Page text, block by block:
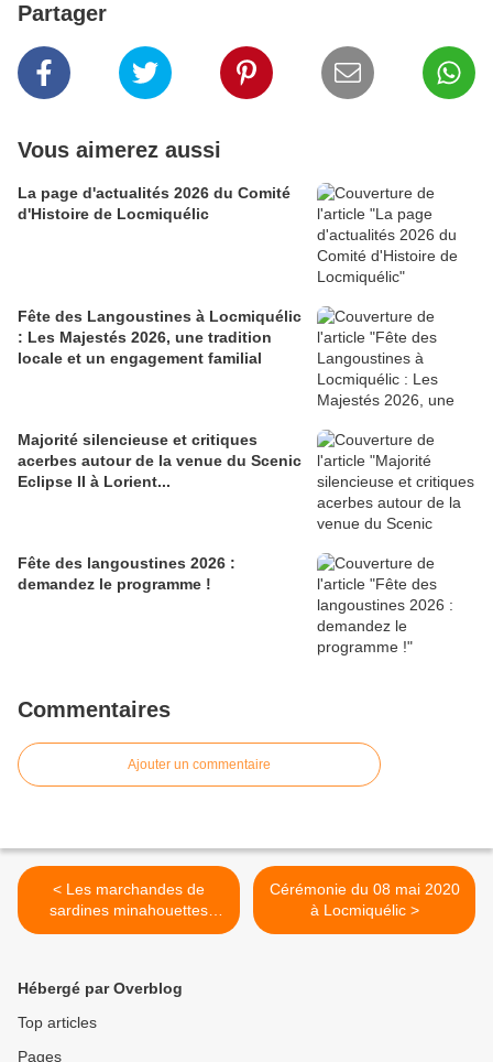
Partager
Vous aimerez aussi
La page d'actualités 2026 du Comité
d'Histoire de Locmiquélic
Fête des Langoustines à Locmiquélic
: Les Majestés 2026, une tradition
locale et un engagement familial
Majorité silencieuse et critiques
acerbes autour de la venue du Scenic
Eclipse II à Lorient...
Fête des langoustines 2026 :
demandez le programme !
Commentaires
Ajouter un commentaire
< Les marchandes de
sardines minahouettes
dans les rues de Lorient
Cérémonie du 08 mai 2020
à Locmiquélic >
Hébergé par Overblog
Top articles
Pages